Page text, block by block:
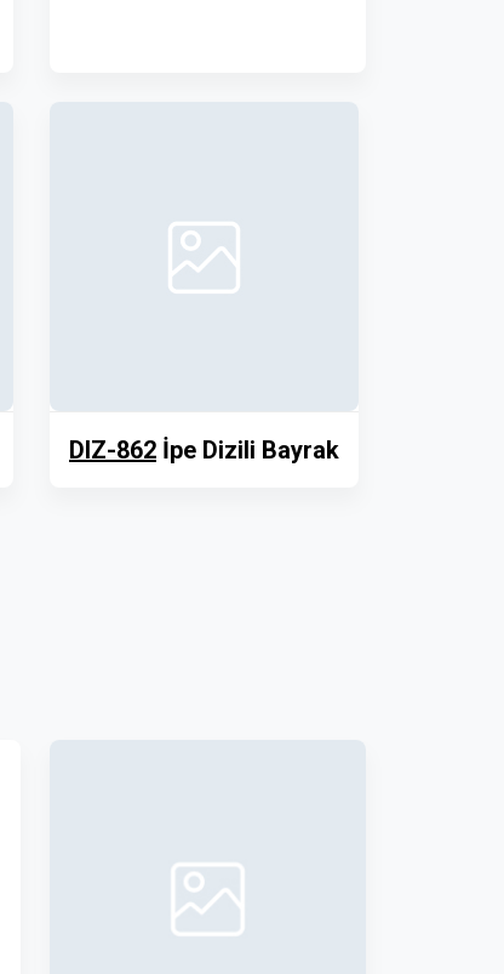
DIZ-862 İpe Dizili Bayrak